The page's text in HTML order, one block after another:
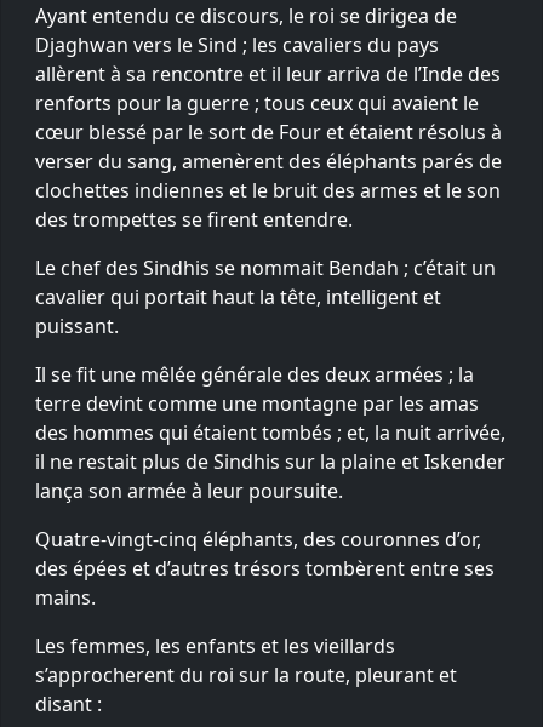
Ayant entendu ce discours, le roi se dirigea de
Djaghwan vers le Sind ; les cavaliers du pays
allèrent à sa rencontre et il leur arriva de l’Inde des
renforts pour la guerre ; tous ceux qui avaient le
cœur blessé par le sort de Four et étaient résolus à
verser du sang, amenèrent des éléphants parés de
clochettes indiennes et le bruit des armes et le son
des trompettes se firent entendre.
Le chef des Sindhis se nommait Bendah ; c’était un
cavalier qui portait haut la tête, intelligent et
puissant.
Il se fit une mêlée générale des deux armées ; la
terre devint comme une montagne par les amas
des hommes qui étaient tombés ; et, la nuit arrivée,
il ne restait plus de Sindhis sur la plaine et Iskender
lança son armée à leur poursuite.
Quatre-vingt-cinq éléphants, des couronnes d’or,
des épées et d’autres trésors tombèrent entre ses
mains.
Les femmes, les enfants et les vieillards
s’approcherent du roi sur la route, pleurant et
disant :